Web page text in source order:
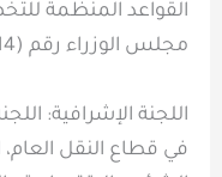
القواعد المنظمة
مجلس الوزراء رقم (114) وتاريخ 14 /2/ 1443هـ.
اللجنة الإشرافية:
في قطاع النقل